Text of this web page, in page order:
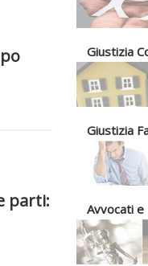
parti:
Giustizia
Giustizia
Avvocati